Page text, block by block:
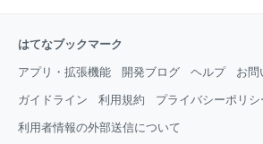
はてなブックマーク
アプリ・拡張機能 開発ブログ ヘルプ お問
ガイドライン 利用規約 プライバシーポリシ
利用者情報の外部送信について